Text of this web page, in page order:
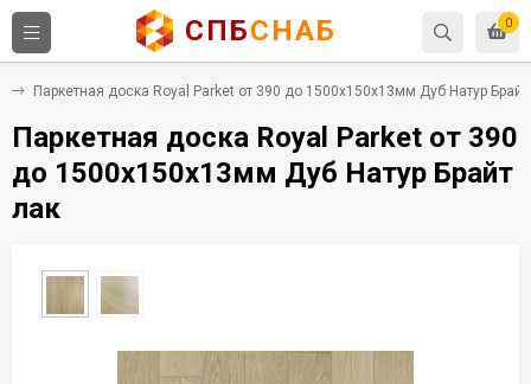
0
СПБСНАБ
Паркетная доска Royal Parket от 390 до 1500х150х13мм Дуб Натур Брайт
Паркетная доска Royal Parket от 390
до 1500х150х13мм Дуб Натур Брайт
лак